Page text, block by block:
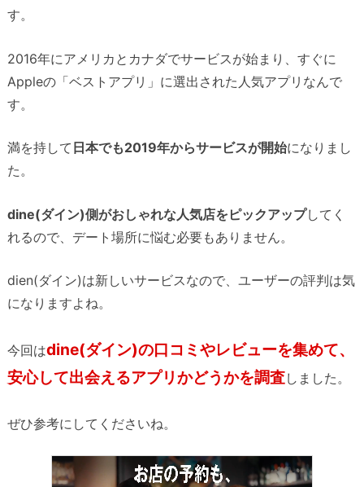
す。
2016年にアメリカとカナダでサービスが始まり、すぐに
Appleの「ベストアプリ」に選出された人気アプリなんで
す。
満を持して 日本でも2019年からサービスが開始になりまし
た。
dine(ダイン)側がおしゃれな人気店をピックアップしてく
れるので、デート場所に悩む必要もありません。
dien(ダイン)は新しいサービスなので、ユーザーの評判は気
になりますよね。
今回はdine(ダイン)の口コミやレビューを集めて、
安心して出会えるアプリかどうかを調査しました。
ぜひ参考にしてくださいね。